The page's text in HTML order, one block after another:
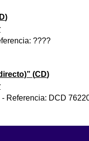
)
????
” (CD)
- Referencia: DCD